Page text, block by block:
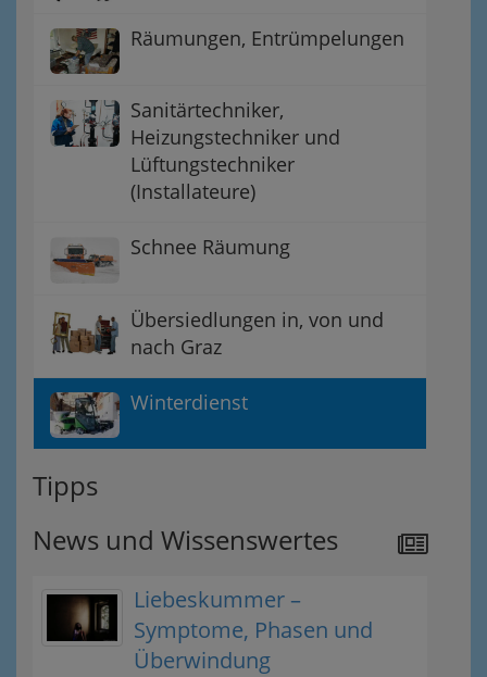
Räumungen, Entrümpelungen
Sanitärtechniker,
Heizungstechniker und
Lüftungstechniker
(Installateure)
Schnee Räumung
Übersiedlungen in, von und
nach Graz
Winterdienst
Tipps
News und Wissenswertes
Liebeskummer –
Symptome, Phasen und
Überwindung